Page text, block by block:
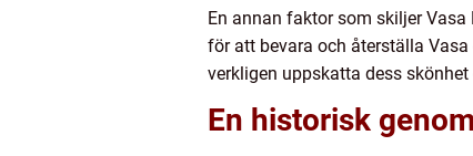
En annan faktor som skiljer
för att bevara och återställa
verkligen uppskatta dess
En historisk